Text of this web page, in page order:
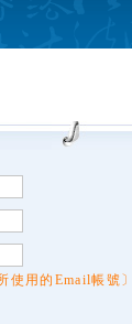
使用的Email帳號〕